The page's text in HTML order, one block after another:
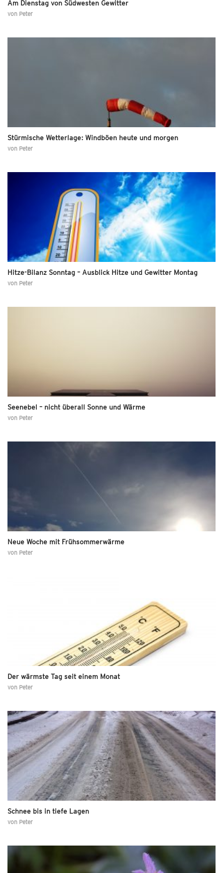
Am Dienstag von Südwesten Gewitter
von Peter
Stürmische Wetterlage: Windböen heute und morgen
von Peter
Hitze-Bilanz Sonntag – Ausblick Hitze und Gewitter Montag
von Peter
Seenebel – nicht überall Sonne und Wärme
von Peter
Neue Woche mit Frühsommerwärme
von Peter
Der wärmste Tag seit einem Monat
von Peter
Schnee bis in tiefe Lagen
von Peter